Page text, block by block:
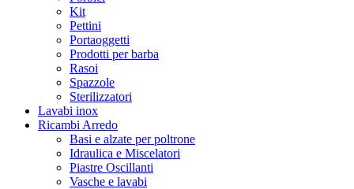
Kit
Pettini
Portaoggetti
Prodotti per barba
Rasoi
Spazzole
Sterilizzatori
Lavabi inox
Ricambi Arredo
Basi e alzate per poltrone
Idraulica e Miscelatori
Piastre Oscillanti
Vasche e lavabi